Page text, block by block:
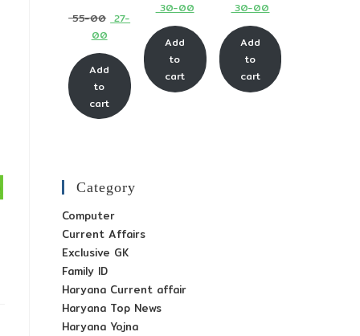
55-00 Original
was:
₹ 55-
00.
27-
00Current
price
is:
₹ 27-
00.
Add
to
cart
price
was:
₹ 65-
00.
30-00Current
price
is:
₹ 30-
00.
Add
to
cart
price
was:
₹ 65-
00.
30-00Current
price
is:
₹ 30-
00.
Add
to
cart
Category
Computer
Current Affairs
Exclusive GK
Family ID
Haryana Current affair
Haryana Top News
Haryana Yojna